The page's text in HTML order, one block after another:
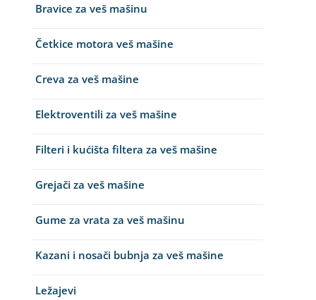
Bravice za veš mašinu
Četkice motora veš mašine
Creva za veš mašine
Elektroventili za veš mašine
Filteri i kućišta filtera za veš mašine
Grejači za veš mašine
Gume za vrata za veš mašinu
Kazani i nosači bubnja za veš mašine
Ležajevi